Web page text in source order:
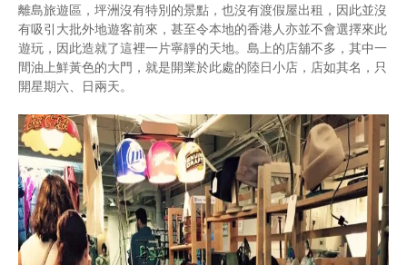
離島旅遊區，坪洲沒有特別的景點，也沒有渡假屋出租，因此並沒
有吸引大批外地遊客前來，甚至令本地的香港人亦並不會選擇來此
遊玩，因此造就了這裡一片寧靜的天地。島上的店舖不多，其中一
間油上鮮黃色的大門，就是開業於此處的陸日小店，店如其名，只
開星期六、日兩天。